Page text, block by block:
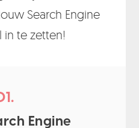
Search Engine
te zetten!
Engine